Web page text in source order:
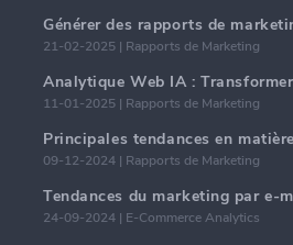
21-02-2025 | Rapports de Marketing
11-01-2025 | Rapports de Marketing
09-12-2024 | Rapports de Marketing
24-09-2024 | E-Commerce Analytics